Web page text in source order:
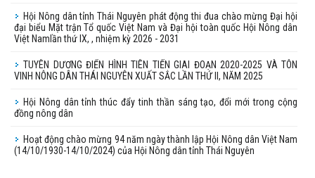
Hội Nông dân tỉnh Thái Nguyên phát động thi đua chào mừng Đại hội
đại biểu Mặt trận Tổ quốc Việt Nam và Đại hội toàn quốc Hội Nông dân
Việt Namlần thứ IX, , nhiệm kỳ 2026 - 2031
TUYÊN DƯƠNG ĐIỂN HÌNH TIÊN TIẾN GIAI ĐOẠN 2020-2025 VÀ TÔN
VINH NÔNG DÂN THÁI NGUYÊN XUẤT SẮC LẦN THỨ II, NĂM 2025
Hội Nông dân tỉnh thúc đẩy tinh thần sáng tạo, đổi mới trong cộng
đồng nông dân
Hoạt động chào mừng 94 năm ngày thành lập Hội Nông dân Việt Nam
(14/10/1930-14/10/2024) của Hội Nông dân tỉnh Thái Nguyên